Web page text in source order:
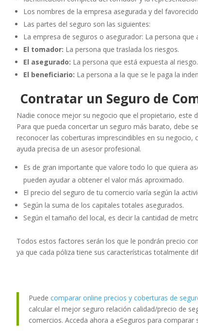
Los nombres de la empresa asegurada y del
Las partes del seguro son las siguientes:
La empresa de seguros o asegurador: La persona que
El tomador: La persona que traslada los riesgos.
El asegurado: La persona que está expuesta al riesgo.
El beneficiario: La persona a la que se le paga la
Contratar un Seguro de
Nadie conoce mejor su negocio que el propietario, este
Para que pueda concertar un seguro más barato, debe
reconocer las coberturas imprescindibles en su
ayuda precisa de un asesor profesional.
Es de gran importante que valore todo lo que quiera
pueden ayudar a obtener el valor más aproximado.
El precio del seguro de tu comercio varía según la
Según la suma de los capitales totales asegurados.
Según el tamaño del local, es decir la cantidad de
Todos estos factores serán los que le pondrán precio
ya que cada póliza tiene sus características totalmente
Puede comparar online precios y coberturas de
calcular el mejor seguro relación calidad/precio de
comercios. Acceda ahora a eSeguros para